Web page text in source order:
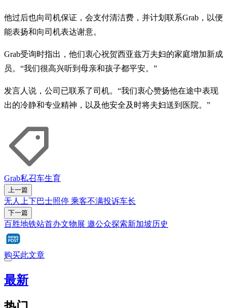
他过后也向司机保证，会支付清洁费，并计划联系Grab，以便
能表扬和向司机表达谢意。
Grab受询时指出，他们衷心祝贺西亚兹万夫妇的家庭增加新成
员。“我们很高兴听到母亲和孩子都平安。”
发言人说，公司已联系了司机。“我们衷心赞扬他在途中表现
出的冷静和专业精神，以及他安全及时将夫妇送到医院。”
Grab私召车生育
上一篇
无人上下巴士照停 乘客不满投诉车长
下一篇
百胜地铁站首办文物展 邀公众探索新加坡历史
购买此文章
最新